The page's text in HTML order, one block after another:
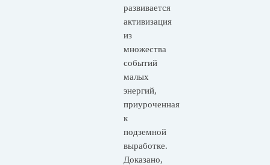
развивается
активизация
из
множества
событий
малых
энергий,
приуроченная
к
подземной
выработке.
Доказано,